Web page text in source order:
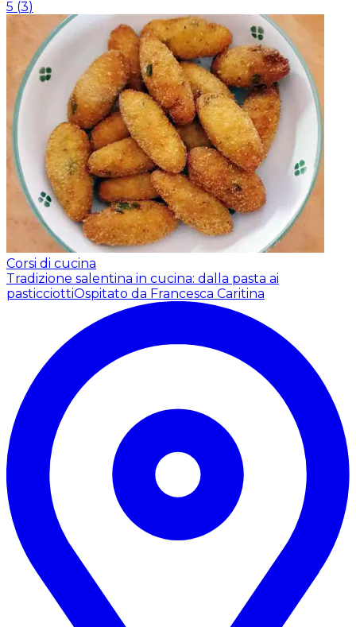
5 (3)
Corsi di cucina
Tradizione salentina in cucina: dalla pasta ai
pasticciottiOspitato da Francesca Caritina